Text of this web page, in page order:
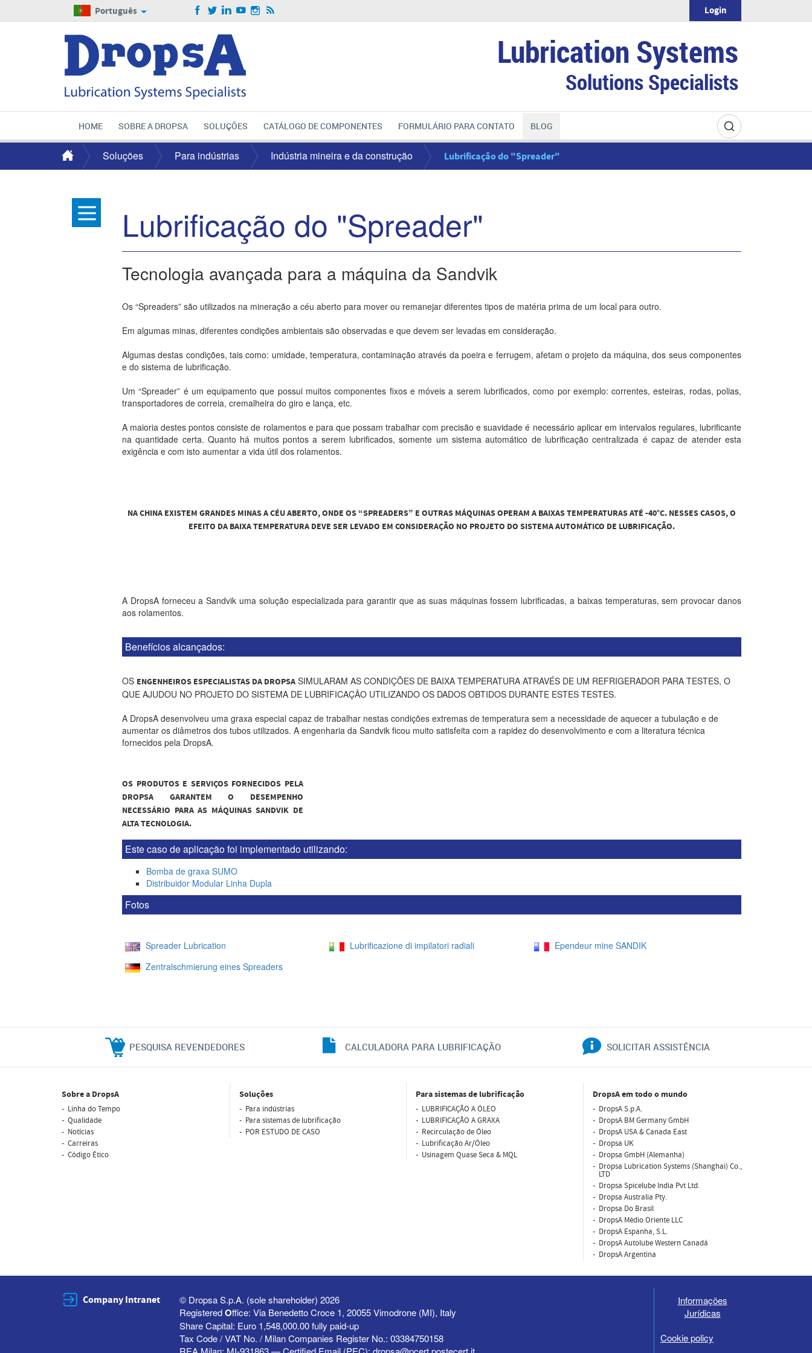
Lubrication Systems
Solutions Specialists
Português Login
HOME SOBRE A DROPSA SOLUÇÕES CATÁLOGO DE COMPONENTES FORMULÁRIO PARA CONTATO BLOG
Soluções Para indústrias Indústria mineira e da construção Lubrificação do "Spreader"
Lubrificação do "Spreader"
Tecnologia avançada para a máquina da Sandvik
Os “Spreaders” são utilizados na mineração a céu aberto para mover ou remanejar diferentes tipos de matéria prima de um local para outro.
Em algumas minas, diferentes condições ambientais são observadas e que devem ser levadas em consideração.
Algumas destas condições, tais como: umidade, temperatura, contaminação através da poeira e ferrugem, afetam o projeto da máquina, dos seus componentes
e do sistema de lubrificação.
Um “Spreader” é um equipamento que possui muitos componentes fixos e móveis a serem lubrificados, como por exemplo: correntes, esteiras, rodas, polias,
transportadores de correia, cremalheira do giro e lança, etc.
A maioria destes pontos consiste de rolamentos e para que possam trabalhar com precisão e suavidade é necessário aplicar em intervalos regulares, lubrificante
na quantidade certa. Quanto há muitos pontos a serem lubrificados, somente um sistema automático de lubrificação centralizada é capaz de atender esta
exigência e com isto aumentar a vida útil dos rolamentos.
NA CHINA EXISTEM GRANDES MINAS A CÉU ABERTO, ONDE OS “SPREADERS” E OUTRAS MÁQUINAS OPERAM A BAIXAS TEMPERATURAS ATÉ -40°C. NESSES CASOS, O
EFEITO DA BAIXA TEMPERATURA DEVE SER LEVADO EM CONSIDERAÇÃO NO PROJETO DO SISTEMA AUTOMÁTICO DE LUBRIFICAÇÃO.
A DropsA forneceu a Sandvik uma solução especializada para garantir que as suas máquinas fossem lubrificadas, a baixas temperaturas, sem provocar danos
aos rolamentos.
Benefícios alcançados:
OS ENGENHEIROS ESPECIALISTAS DA DROPSA SIMULARAM AS CONDIÇÕES DE BAIXA TEMPERATURA ATRAVÉS DE UM REFRIGERADOR PARA TESTES, O
QUE AJUDOU NO PROJETO DO SISTEMA DE LUBRIFICAÇÃO UTILIZANDO OS DADOS OBTIDOS DURANTE ESTES TESTES.
A DropsA desenvolveu uma graxa especial capaz de trabalhar nestas condições extremas de temperatura sem a necessidade de aquecer a tubulação e de
aumentar os diâmetros dos tubos utilizados. A engenharia da Sandvik ficou muito satisfeita com a rapidez do desenvolvimento e com a literatura técnica
fornecidos pela DropsA.
OS PRODUTOS E SERVIÇOS FORNECIDOS PELA
DROPSA GARANTEM O DESEMPENHO
NECESSÁRIO PARA AS MÁQUINAS SANDVIK DE
ALTA TECNOLOGIA.
Este caso de aplicação foi implementado utilizando:
Bomba de graxa SUMO
Distribuidor Modular Linha Dupla
Fotos
Spreader Lubrication Lubrificazione di impilatori radiali
Ependeur mine SANDIK
Zentralschmierung eines Spreaders
PESQUISA REVENDEDORES CALCULADORA PARA LUBRIFICAÇÃO SOLICITAR ASSISTÊNCIA
Sobre a DropsA
Linha do Tempo
Qualidade
Notícias
Carreiras
Código Ético
Soluções
Para indústrias
Para sistemas de lubrificação
POR ESTUDO DE CASO
Para sistemas de lubrificação
LUBRIFICAÇÃO A ÓLEO
LUBRIFICAÇÃO A GRAXA
Recirculação de Óleo
Lubriﬁcação Ar/Óleo
Usinagem Quase Seca & MQL
DropsA em todo o mundo
DropsA S.p.A.
DropsA BM Germany GmbH
DropsA USA & Canada East
Dropsa UK
Dropsa GmbH (Alemanha)
Dropsa Lubrication Systems (Shanghai) Co.,
LTD
Dropsa Spicelube India Pvt Ltd.
Dropsa Australia Pty.
Dropsa Do Brasil
DropsA Médio Oriente LLC
DropsA Espanha, S.L.
DropsA Autolube Western Canadá
DropsA Argentina
Company Intranet
© Dropsa S.p.A. (sole shareholder) 2026
RegisteredOffice: Via Benedetto Croce 1, 20055 Vimodrone (MI), Italy
Share Capital: Euro 1,548,000.00 fully paid-up
Tax Code / VAT No. / Milan Companies Register No.: 03384750158
Informações
Jurídicas
Cookie policy